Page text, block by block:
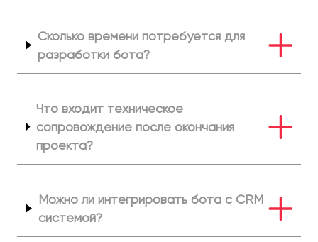
Сколько времени потребуется для
разработки бота?
Что входит техническое
сопровождение после окончания
проекта?
Можно ли интегрировать бота с CRM
системой?